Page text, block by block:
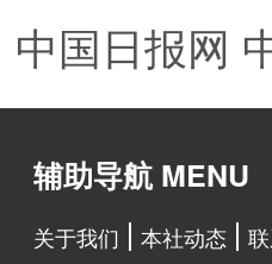
中国日报网
辅助导航 MENU
关于我们 本社动态